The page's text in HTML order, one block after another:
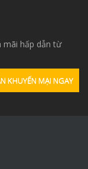
mãi hấp dẫn từ